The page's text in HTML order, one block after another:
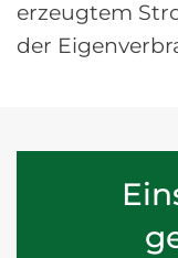
erzeugtem
der